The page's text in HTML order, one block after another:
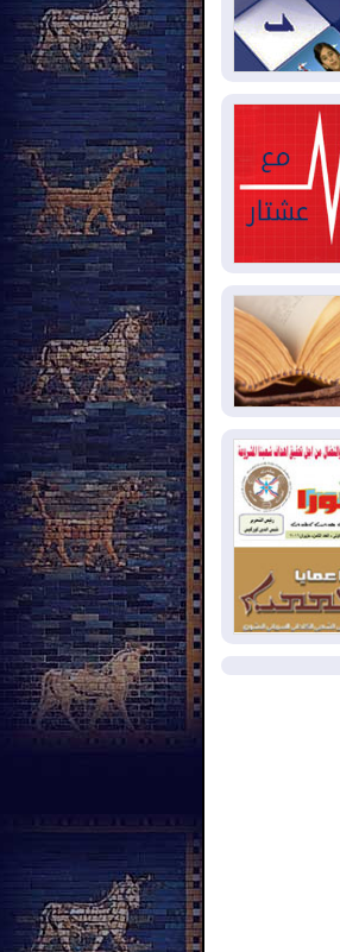
التزامه
المالية العراقية.. اقتراض يتجاوز 3 تريليونات
مجددا
بإجلاء 60 ألف شخص
بغداد:
برد